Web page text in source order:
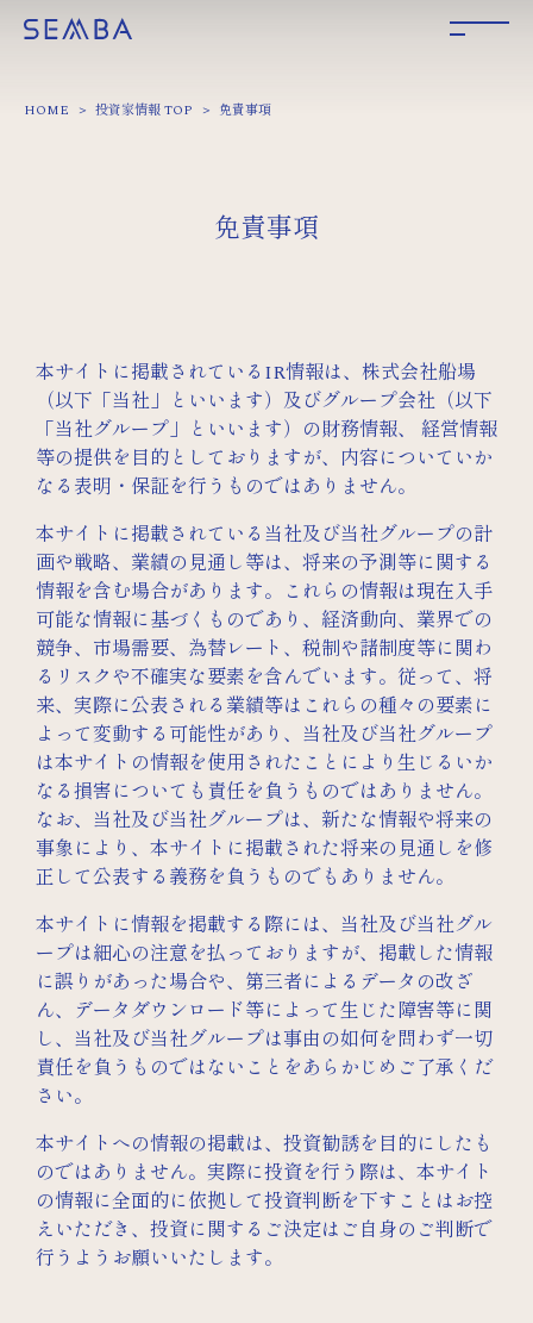
HOME 投資家情報 TOP 免責事項
免責事項
本サイトに掲載されているIR情報は、株式会社船場
（以下「当社」といいます）及びグループ会社（以下
「当社グループ」といいます）の財務情報、 経営情報
等の提供を目的としておりますが、内容についていか
なる表明・保証を行うものではありません。
本サイトに掲載されている当社及び当社グループの計
画や戦略、業績の見通し等は、将来の予測等に関する
情報を含む場合があります。これらの情報は現在入手
可能な情報に基づくものであり、経済動向、業界での
競争、市場需要、為替レート、税制や諸制度等に関わ
るリスクや不確実な要素を含んでいます。従って、将
来、実際に公表される業績等はこれらの種々の要素に
よって変動する可能性があり、当社及び当社グループ
は本サイトの情報を使用されたことにより生じるいか
なる損害についても責任を負うものではありません。
なお、当社及び当社グループは、新たな情報や将来の
事象により、本サイトに掲載された将来の見通しを修
正して公表する義務を負うものでもありません。
本サイトに情報を掲載する際には、当社及び当社グル
ープは細心の注意を払っておりますが、掲載した情報
に誤りがあった場合や、第三者によるデータの改ざ
ん、データダウンロード等によって生じた障害等に関
し、当社及び当社グループは事由の如何を問わず一切
責任を負うものではないことをあらかじめご了承くだ
さい。
本サイトへの情報の掲載は、投資勧誘を目的にしたも
のではありません。実際に投資を行う際は、本サイト
の情報に全面的に依拠して投資判断を下すことはお控
えいただき、投資に関するご決定はご自身のご判断で
行うようお願いいたします。